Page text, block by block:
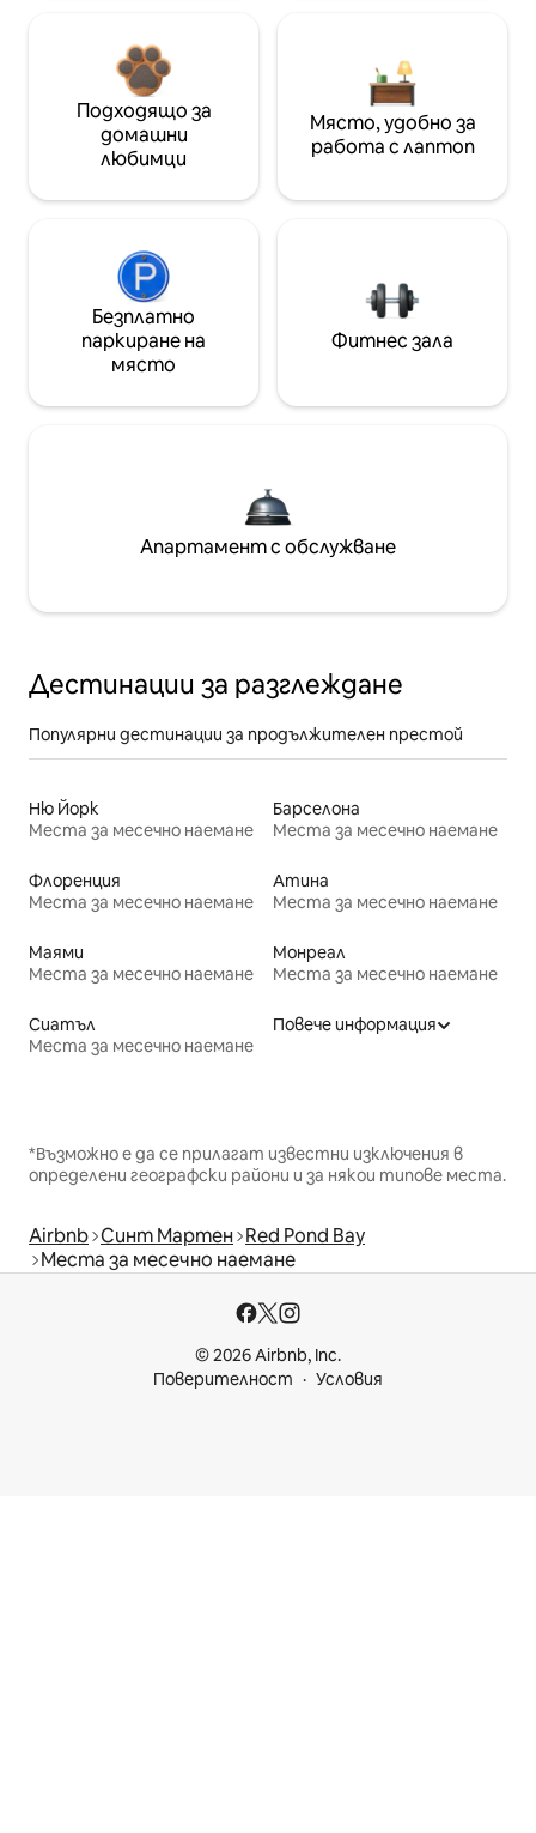
Подходящо за
домашни
любимци
Място, удобно за
работа с лаптоп
Безплатно
паркиране на
място
Фитнес зала
Апартамент с обслужване
Дестинации за разглеждане
Популярни дестинации за продължителен престой
Ню Йорк
Места за месечно наемане
Барселона
Места за месечно наемане
Флоренция
Места за месечно наемане
Атина
Места за месечно наемане
Маями
Места за месечно наемане
Монреал
Места за месечно наемане
Сиатъл
Места за месечно наемане
Повече информация
*Възможно е да се прилагат известни изключения в
определени географски райони и за някои типове места.
Airbnb Синт Мартен Red Pond Bay
Места за месечно наемане
© 2026 Airbnb, Inc.
Поверителност
Условия